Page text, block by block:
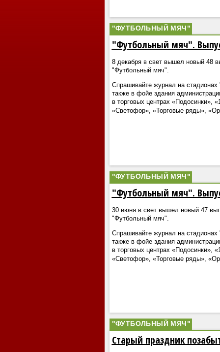
"ФУТБОЛЬНЫЙ МЯЧ"
"Футбольный мяч".
8 декабря в свет вышел новый 48
"Футбольный мяч".
Спрашивайте журнал на
также в фойе здания
в торговых центрах «Подосинки»,
«Светофор», «Торговые ряды»,
"ФУТБОЛЬНЫЙ МЯЧ"
"Футбольный мяч".
30 июня в свет вышел новый 47
"Футбольный мяч".
Спрашивайте журнал на
также в фойе здания
в торговых центрах «Подосинки»,
«Светофор», «Торговые ряды»,
"ФУТБОЛЬНЫЙ МЯЧ"
Старый праздник